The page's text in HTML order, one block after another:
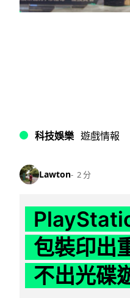
科技娛樂 遊戲情報
Lawton 2 分
包裝印出
不出光碟